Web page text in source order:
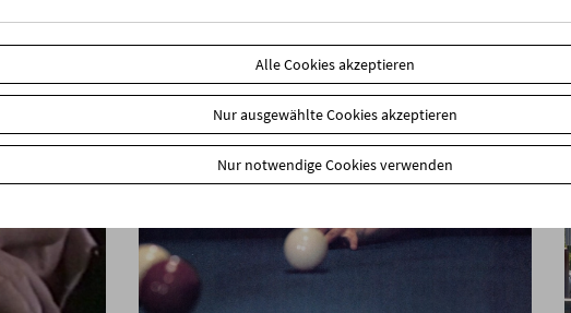
Alle Cookies akzeptieren
Nur ausgewählte Cookies akzeptieren
Nur notwendige Cookies verwenden